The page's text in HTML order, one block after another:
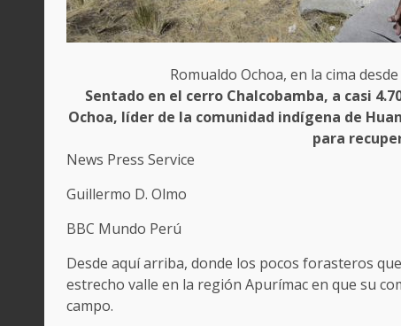
Romualdo Ochoa, en la cima
Sentado en el cerro Chalcobamba, a casi
Ochoa, líder de la comunidad indígena de
para
News Press Service
Guillermo D. Olmo
BBC Mundo Perú
Desde aquí arriba, donde los pocos forasteros
estrecho valle en la región Apurímac en que su
campo.